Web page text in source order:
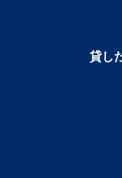
貸し